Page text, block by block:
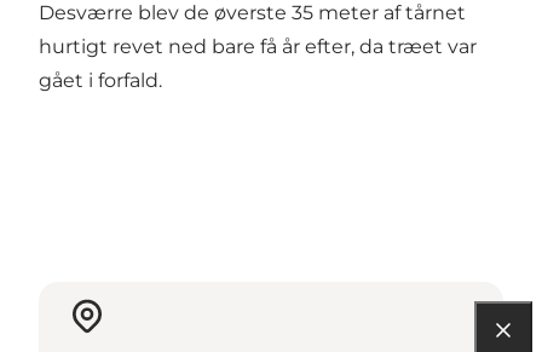
Desværre blev de øverste 35 meter af tårnet
hurtigt revet ned bare få år efter, da træet var
gået i forfald.